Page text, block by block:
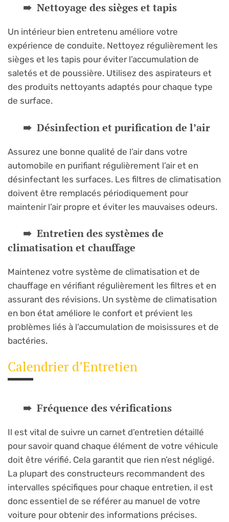
Nettoyage des sièges et tapis
Un intérieur bien entretenu améliore votre
expérience de conduite. Nettoyez régulièrement les
sièges et les tapis pour éviter l’accumulation de
saletés et de poussière. Utilisez des aspirateurs et
des produits nettoyants adaptés pour chaque type
de surface.
Désinfection et purification de l’air
Assurez une bonne qualité de l’air dans votre
automobile en purifiant régulièrement l’air et en
désinfectant les surfaces. Les filtres de climatisation
doivent être remplacés périodiquement pour
maintenir l’air propre et éviter les mauvaises odeurs.
Entretien des systèmes de
climatisation et chauffage
Maintenez votre système de climatisation et de
chauffage en vérifiant régulièrement les filtres et en
assurant des révisions. Un système de climatisation
en bon état améliore le confort et prévient les
problèmes liés à l’accumulation de moisissures et de
bactéries.
Calendrier d’Entretien
Fréquence des vérifications
Il est vital de suivre un carnet d’entretien détaillé
pour savoir quand chaque élément de votre véhicule
doit être vérifié. Cela garantit que rien n’est négligé.
La plupart des constructeurs recommandent des
intervalles spécifiques pour chaque entretien, il est
donc essentiel de se référer au manuel de votre
voiture pour obtenir des informations précises.